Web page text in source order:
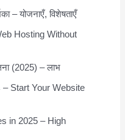
– योजनाएँ, विशेषताएँ
Hosting Without
(2025) – लाभ
Start Your Website
in 2025 – High